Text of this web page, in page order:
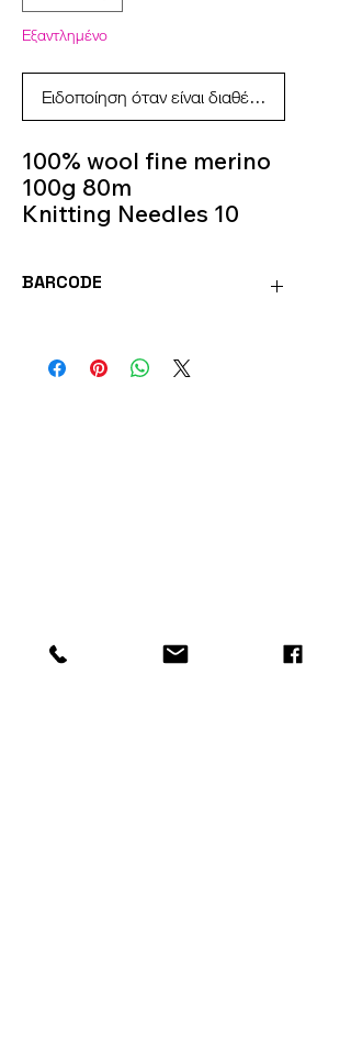
Εξαντλημένο
Ειδοποίηση όταν είναι διαθέσιμο
100% wool fine merino
100g 80m
Knitting Needles 10
BARCODE